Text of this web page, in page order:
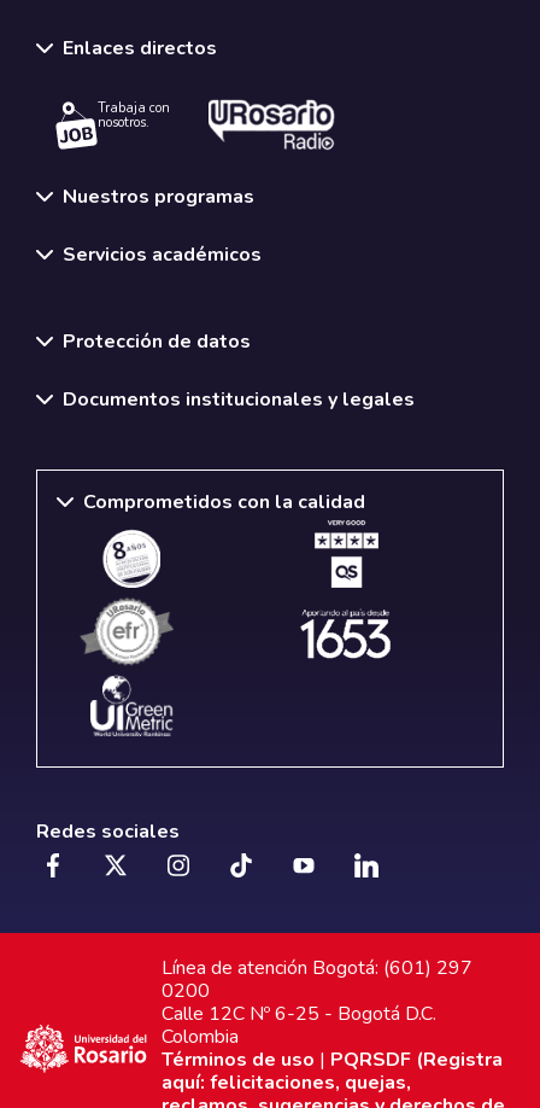
Enlaces directos
Trabaja con
nosotros.
Nuestros programas
Servicios académicos
Protección de datos
Documentos institucionales y legales
Comprometidos con la calidad
Redes sociales
Línea de atención Bogotá: (601) 297
0200
Calle 12C Nº 6-25 - Bogotá D.C.
Colombia
Términos de uso | PQRSDF (Registra
aquí: felicitaciones, quejas,